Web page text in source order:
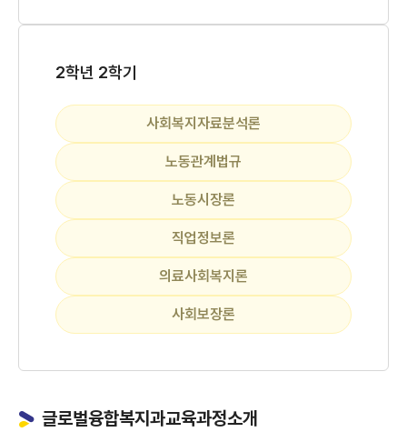
2학년 2학기
사회복지자료분석론
노동관계법규
노동시장론
직업정보론
의료사회복지론
사회보장론
글로벌융합복지과교육과정소개